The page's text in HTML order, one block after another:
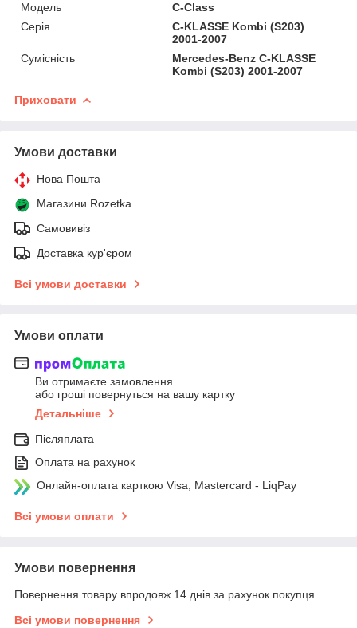
Мoдель
C-Class
Серія
C-KLASSE Kombi (S203)
2001-2007
Сумісність
Mercedes-Benz C-KLASSE
Kombi (S203) 2001-2007
Приховати
Умови доставки
Нова Пошта
Магазини Rozetka
Самовивіз
Доставка кур'єром
Всі умови доставки
Умови оплати
Ви отримаєте замовлення
або гроші повернуться на вашу картку
Детальніше
Післяплата
Оплата на рахунок
Онлайн-оплата карткою Visa, Mastercard - LiqPay
Всі умови оплати
Умови повернення
Повернення товару впродовж 14 днів за рахунок покупця
Всі умови повернення